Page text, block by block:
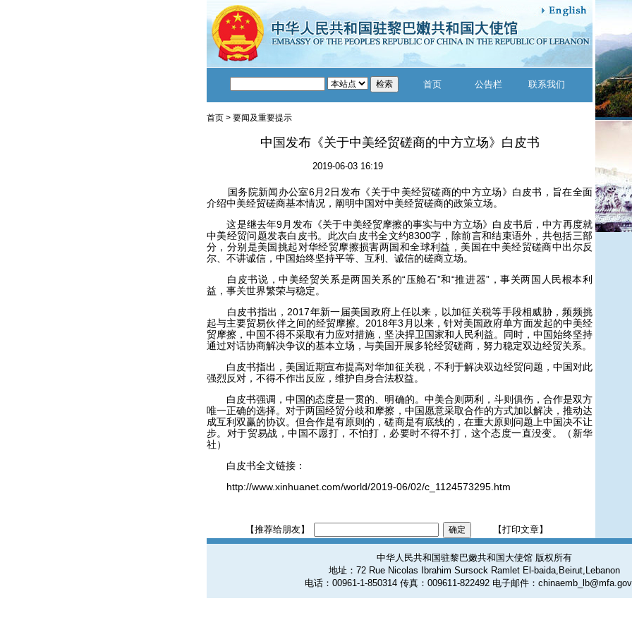
首页 公告栏 联系我们
首页 > 要闻及重要提示
中国发布《关于中美经贸磋商的中方立场》白皮书
2019-06-03 16:19
国务院新闻办公室6月2日发布《关于中美经贸磋商的中方立场》白皮书，旨在全面
介绍中美经贸磋商基本情况，阐明中国对中美经贸磋商的政策立场。
这是继去年9月发布《关于中美经贸摩擦的事实与中方立场》白皮书后，中方再度就
中美经贸问题发表白皮书。此次白皮书全文约8300字，除前言和结束语外，共包括三部
分，分别是美国挑起对华经贸摩擦损害两国和全球利益，美国在中美经贸磋商中出尔反
尔、不讲诚信，中国始终坚持平等、互利、诚信的磋商立场。
白皮书说，中美经贸关系是两国关系的“压舱石”和“推进器”，事关两国人民根本利
益，事关世界繁荣与稳定。
白皮书指出，2017年新一届美国政府上任以来，以加征关税等手段相威胁，频频挑
起与主要贸易伙伴之间的经贸摩擦。2018年3月以来，针对美国政府单方面发起的中美经
贸摩擦，中国不得不采取有力应对措施，坚决捍卫国家和人民利益。同时，中国始终坚持
通过对话协商解决争议的基本立场，与美国开展多轮经贸磋商，努力稳定双边经贸关系。
白皮书指出，美国近期宣布提高对华加征关税，不利于解决双边经贸问题，中国对此
强烈反对，不得不作出反应，维护自身合法权益。
白皮书强调，中国的态度是一贯的、明确的。中美合则两利，斗则俱伤，合作是双方
唯一正确的选择。对于两国经贸分歧和摩擦，中国愿意采取合作的方式加以解决，推动达
成互利双赢的协议。但合作是有原则的，磋商是有底线的，在重大原则问题上中国决不让
步。对于贸易战，中国不愿打，不怕打，必要时不得不打，这个态度一直没变。（新华
社）
白皮书全文链接：
http://www.xinhuanet.com/world/2019-06/02/c_1124573295.htm
【推荐给朋友】 【打印文章】
中华人民共和国驻黎巴嫩共和国大使馆 版权所有
地址：72 Rue Nicolas Ibrahim Sursock Ramlet El-baida,Beirut,Lebanon
电话：00961-1-850314 传真：009611-822492 电子邮件：